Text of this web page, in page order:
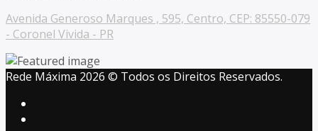
Avenida Generoso Marques , 595, Centro, CEP: 85550-079
- Coronel Vivida - PR
Rede Máxima 2026 © Todos os Direitos Reservados.